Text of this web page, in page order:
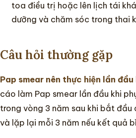
toa điều trị hoặc lên lịch tái
dưỡng và chăm sóc trong thai
Câu hỏi thường gặp
Pap smear nên thực hiện lần đầu
cáo làm Pap smear lần đầu khi
trong vòng 3 năm sau khi bắt đầu
và lặp lại mỗi 3 năm nếu kết quả